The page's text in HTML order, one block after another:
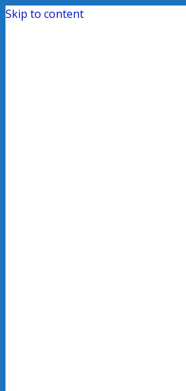
Skip to content